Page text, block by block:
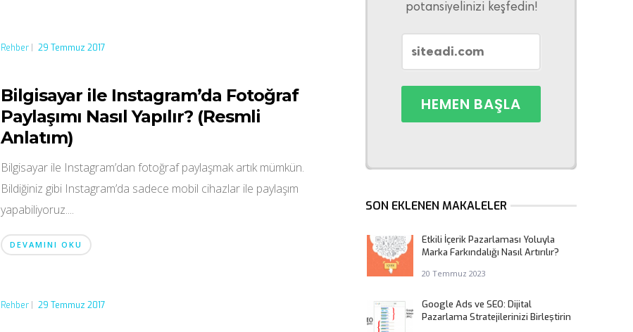
Rehber 29 Temmuz 2017
Bilgisayar ile Instagram’da Fotoğraf
Paylaşımı Nasıl Yapılır? (Resmli
Anlatım)
Bilgisayar ile Instagram’dan fotoğraf paylaşmak artık mümkün.
Bildiğiniz gibi Instagram’da sadece mobil cihazlar ile paylaşım
yapabiliyoruz....
DEVAMINI OKU
Rehber 29 Temmuz 2017
potansiyelinizi keşfedin!
SON EKLENEN MAKALELER
Etkili İçerik Pazarlaması Yoluyla
Marka Farkındalığı Nasıl Artırılır?
20 Temmuz 2023
Google Ads ve SEO: Dijital
Pazarlama Stratejilerinizi Birleştirin